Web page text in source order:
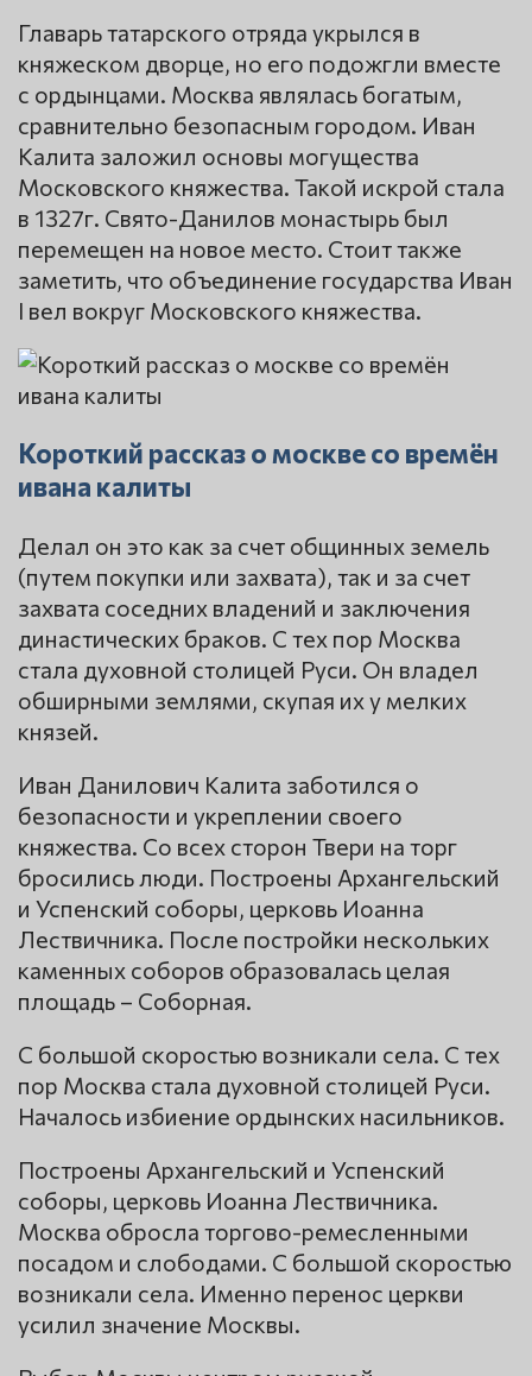
Главарь татарского отряда укрылся в
княжеском дворце, но его подожгли вместе
с ордынцами. Москва являлась богатым,
сравнительно безопасным городом. Иван
Калита заложил основы могущества
Московского княжества. Такой искрой стала
в 1327г. Свято-Данилов монастырь был
перемещен на новое место. Стоит также
заметить, что объединение государства Иван
I вел вокруг Московского княжества.
Короткий рассказ о москве со времён
ивана калиты
Делал он это как за счет общинных земель
(путем покупки или захвата), так и за счет
захвата соседних владений и заключения
династических браков. С тех пор Москва
стала духовной столицей Руси. Он владел
обширными землями, скупая их у мелких
князей.
Иван Данилович Калита заботился о
безопасности и укреплении своего
княжества. Со всех сторон Твери на торг
бросились люди. Построены Архангельский
и Успенский соборы, церковь Иоанна
Лествичника. После постройки нескольких
каменных соборов образовалась целая
площадь – Соборная.
С большой скоростью возникали села. С тех
пор Москва стала духовной столицей Руси.
Началось избиение ордынских насильников.
Построены Архангельский и Успенский
соборы, церковь Иоанна Лествичника.
Москва обросла торгово-ремесленными
посадом и слободами. С большой скоростью
возникали села. Именно перенос церкви
усилил значение Москвы.